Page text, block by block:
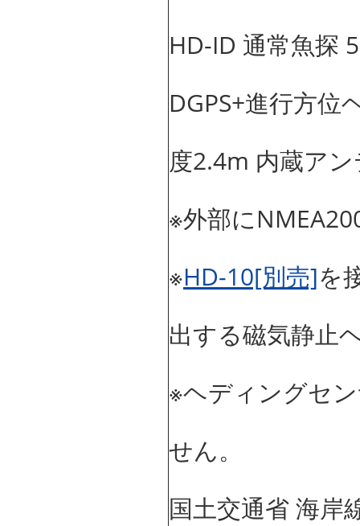
HD-ID 通常魚探
DGPS+進行方位
度2.4m 内蔵ア
※外部に
※HD-10[別売]を
出する磁気静止
※ヘディングセ
せん。
国土交通省 海岸